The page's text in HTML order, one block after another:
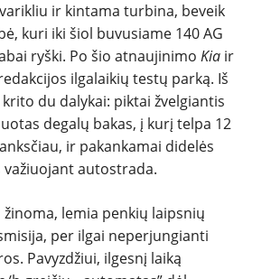
PATARIMAI
ĮVAIRENYBĖS
ir kintama turbina, beveik
kuri iki šiol buvusiame 140 AG
ryški. Po šio atnaujinimo Kia ir
ilgalaikių testų parką. Iš
du dalykai: piktai žvelgiantis
degalų bakas, į kurį telpa 12
ir pakankamai didelės
važiuojant autostrada.
žinoma, lemia penkių laipsnių
per ilgai neperjungianti
Pavyzdžiui, ilgesnį laiką